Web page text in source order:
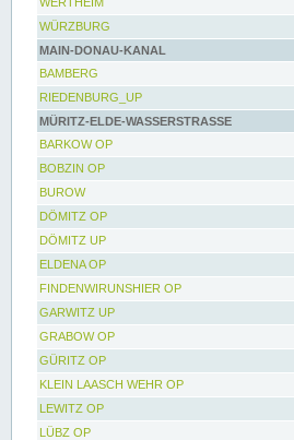
WÜRZBURG
MAIN-DONAU-KANAL
BAMBERG
RIEDENBURG_UP
MÜRITZ-ELDE-WASSERSTRASSE
BARKOW OP
BOBZIN OP
BUROW
DÖMITZ OP
DÖMITZ UP
ELDENA OP
FINDENWIRUNSHIER OP
GARWITZ UP
GRABOW OP
GÜRITZ OP
KLEIN LAASCH WEHR OP
LEWITZ OP
LÜBZ OP